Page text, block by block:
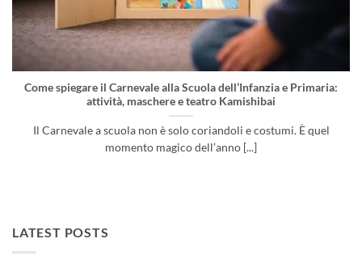
Come spiegare il Carnevale alla Scuola dell’Infanzia e Primaria:
attività, maschere e teatro Kamishibai
Il Carnevale a scuola non è solo coriandoli e costumi. È quel
momento magico dell’anno [...]
LATEST POSTS